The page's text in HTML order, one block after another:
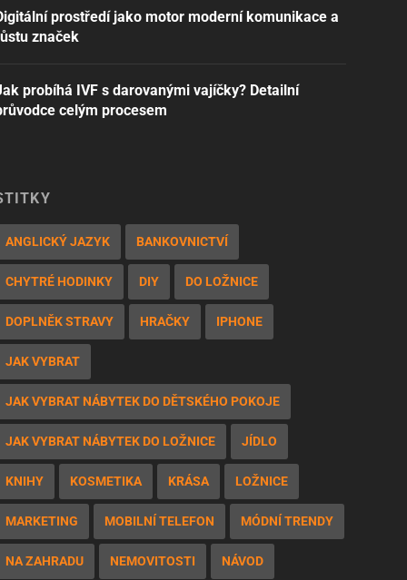
prostředí jako motor moderní komunikace a
značek
probíhá IVF s darovanými vajíčky? Detailní
celým procesem
ANGLICKÝ JAZYK BANKOVNICTVÍ
CHYTRÉ HODINKY DIY DO LOŽNICE
DOPLNĚK STRAVY HRAČKY IPHONE
JAK VYBRAT
JAK VYBRAT NÁBYTEK DO DĚTSKÉHO POKOJE
JAK VYBRAT NÁBYTEK DO LOŽNICE JÍDLO
KNIHY KOSMETIKA KRÁSA LOŽNICE
MARKETING MOBILNÍ TELEFON MÓDNÍ TRENDY
NA ZAHRADU NEMOVITOSTI NÁVOD